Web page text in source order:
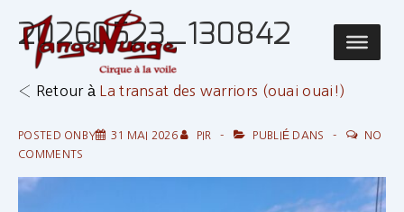
passer
principal
Main
20260523_130842
‹ Retour à La transat des warriors (ouai ouai!)
POSTED ONBY 31 MAI 2026 PIR PUBLIÉ DANS
NO
COMMENTS